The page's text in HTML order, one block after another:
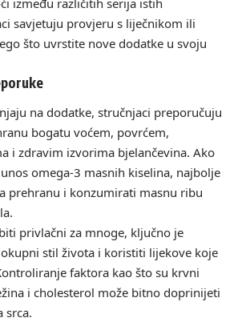
savjetuju provjeru s liječnikom ili
što uvrstite nove dodatke u svoju
na dodatke, stručnjaci preporučuju
bogatu voćem, povrćem,
i zdravim izvorima bjelančevina. Ako
omega-3 masnih kiselina, najbolje
prehranu i konzumirati masnu ribu
privlačni za mnoge, ključno je
stil života i koristiti lijekove koje
faktora kao što su krvni
i cholesterol može bitno doprinijeti
srca.